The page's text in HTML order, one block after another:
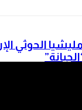
الحوثي